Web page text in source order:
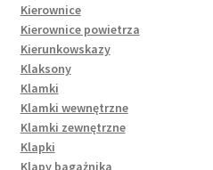
Kierownice
Kierownice powietrza
Kierunkowskazy
Klaksony
Klamki
Klamki wewnętrzne
Klamki zewnętrzne
Klapki
Klapy bagażnika